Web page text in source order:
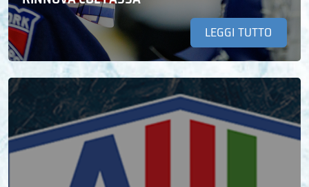
LEGGI TUTTO